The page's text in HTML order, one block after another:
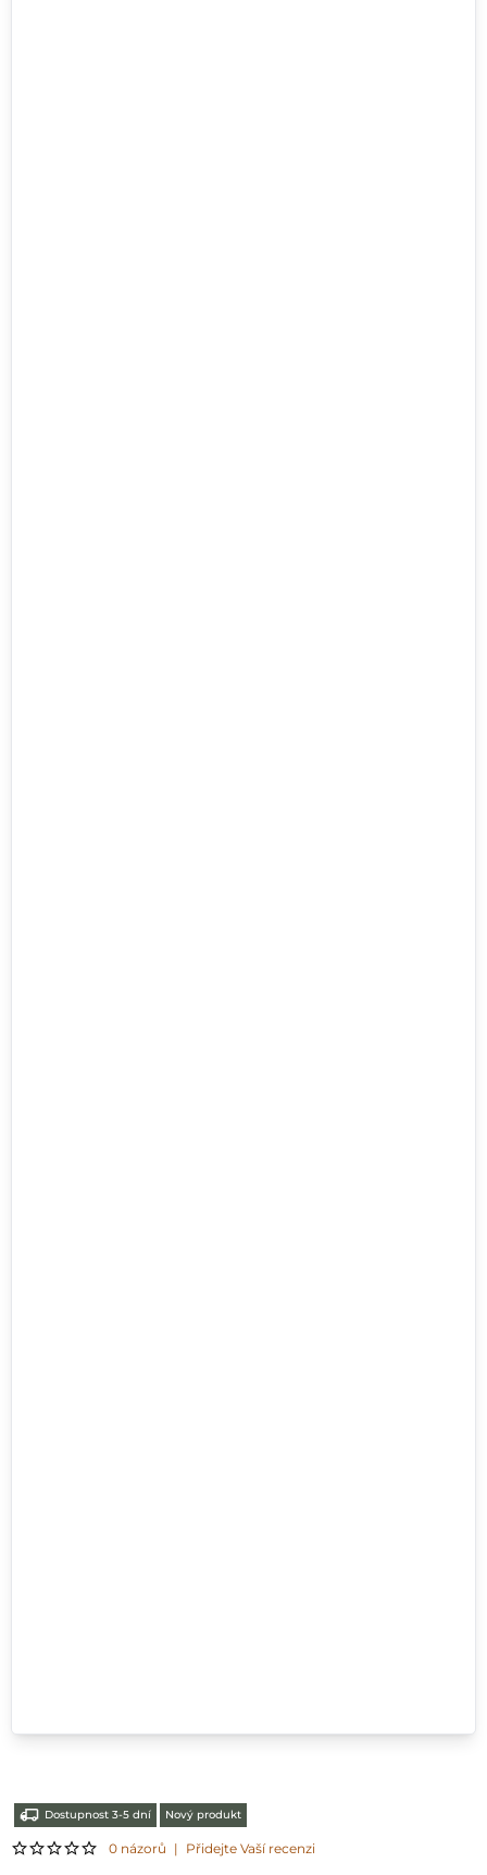
Dostupnost 3-5 dní Nový produkt
0 názorů | Přidejte Vaší recenzi